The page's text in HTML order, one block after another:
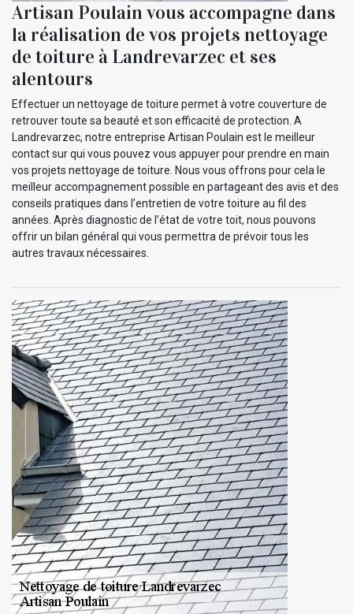
Artisan Poulain vous accompagne dans
la réalisation de vos projets nettoyage
de toiture à Landrevarzec et ses
alentours
Effectuer un nettoyage de toiture permet à votre couverture de
retrouver toute sa beauté et son efficacité de protection. A
Landrevarzec, notre entreprise Artisan Poulain est le meilleur
contact sur qui vous pouvez vous appuyer pour prendre en main
vos projets nettoyage de toiture. Nous vous offrons pour cela le
meilleur accompagnement possible en partageant des avis et des
conseils pratiques dans l’entretien de votre toiture au fil des
années. Après diagnostic de l’état de votre toit, nous pouvons
offrir un bilan général qui vous permettra de prévoir tous les
autres travaux nécessaires.